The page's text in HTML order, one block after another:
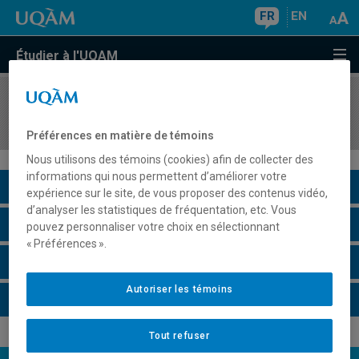
FR EN
Étudier à l'UQAM
COURS//
Description du cours
Horaire - Été 2026
Préférences en matière de témoins
Nous utilisons des témoins (cookies) afin de collecter des
informations qui nous permettent d’améliorer votre
expérience sur le site, de vous proposer des contenus vidéo,
d’analyser les statistiques de fréquentation, etc. Vous
pouvez personnaliser votre choix en sélectionnant
« Préférences ».
Tout refuser
Autoriser les témoins